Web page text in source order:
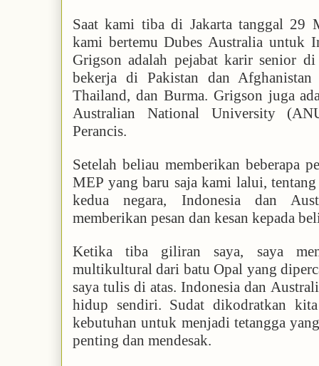
Saat kami tiba di Jakarta tanggal 29
kami bertemu Dubes Australia untuk
Grigson adalah pejabat karir senior
bekerja di Pakistan dan
Thailand, dan Burma. Grigson juga
Australian National University
Perancis.
Setelah beliau memberikan beberapa
MEP yang baru saja kami lalui,
kedua negara, Indonesia dan
memberikan pesan dan kesan kepada
Ketika tiba giliran saya, saya
multikultural dari batu Opal yang
saya tulis di atas. Indonesia dan
hidup sendiri. Sudat dikodratkan
kebutuhan untuk menjadi tetangga
penting dan mendesak.